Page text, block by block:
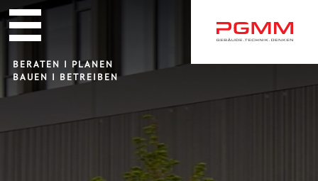
überspringen
BERATEN I PLANEN
BAUEN I BETREIBEN